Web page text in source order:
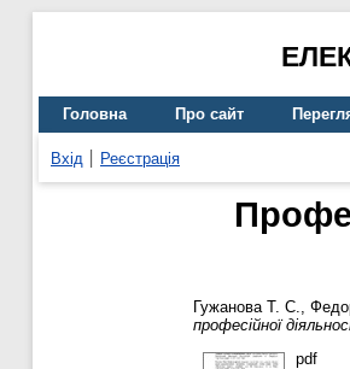
Головна Про сайт
Вхід Реєстрація
Гужанова Т. С.,
професійної
pdf